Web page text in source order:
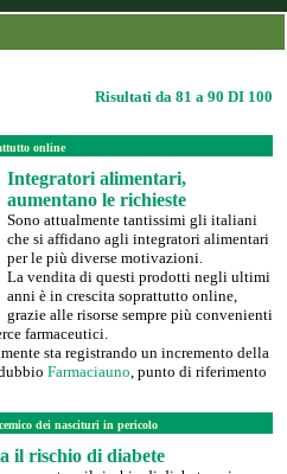
Risultati da 81 a 90 DI 100
online
Integratori alimentari,
aumentano le richieste
Sono attualmente tantissimi gli italiani
che si affidano agli integratori alimentari
per le più diverse motivazioni.
La vendita di questi prodotti negli ultimi
anni è in crescita soprattutto online,
grazie alle risorse sempre più convenienti
farmaceutici.
sta registrando un incremento della
Farmaciauno, punto di riferimento
dei nascituri in pericolo
il rischio di diabete